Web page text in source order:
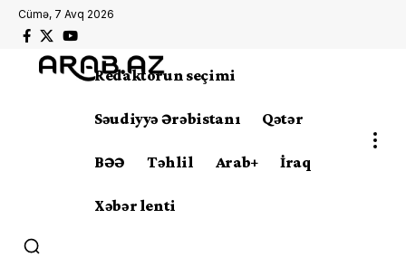
Cümə, 7 Avq 2026
Redaktorun seçimi
Səudiyyə Ərəbistanı Qətər
BƏƏ Təhlil Arab+ İraq
Xəbər lenti